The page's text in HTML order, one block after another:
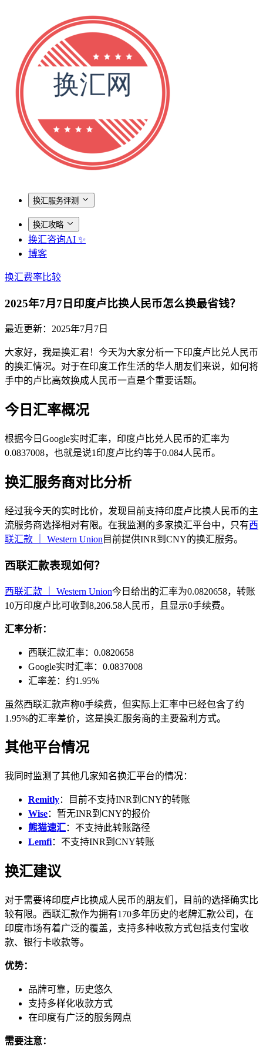
换汇服务评测
换汇攻略
换汇咨询AI ✨
博客
换汇费率比较
2025年7月7日印度卢比换人民币怎么换最省钱？
最近更新： 2025年7月7日
大家好，我是换汇君！今天为大家分析一下印度卢比兑人民币
的换汇情况。对于在印度工作生活的华人朋友们来说，如何将
手中的卢比高效换成人民币一直是个重要话题。
今日汇率概况
根据今日Google实时汇率，印度卢比兑人民币的汇率为
0.0837008，也就是说1印度卢比约等于0.084人民币。
换汇服务商对比分析
经过我今天的实时比价，发现目前支持印度卢比换人民币的主
流服务商选择相对有限。在我监测的多家换汇平台中，只有西
联汇款 ｜ Western Union 目前提供INR到CNY的换汇服务。
西联汇款表现如何？
西联汇款 ｜ Western Union今日给出的汇率为0.0820658，转账
10万印度卢比可收到8,206.58人民币，且显示0手续费。
汇率分析：
西联汇款汇率：0.0820658
Google实时汇率：0.0837008
汇率差：约1.95%
虽然西联汇款声称0手续费，但实际上汇率中已经包含了约
1.95%的汇率差价，这是换汇服务商的主要盈利方式。
其他平台情况
我同时监测了其他几家知名换汇平台的情况：
Remitly：目前不支持INR到CNY的转账
Wise：暂无INR到CNY的报价
熊猫速汇：不支持此转账路径
Lemfi：不支持INR到CNY转账
换汇建议
对于需要将印度卢比换成人民币的朋友们，目前的选择确实比
较有限。西联汇款作为拥有170多年历史的老牌汇款公司，在
印度市场有着广泛的覆盖，支持多种收款方式包括支付宝收
款、银行卡收款等。
优势：
品牌可靠，历史悠久
支持多样化收款方式
在印度有广泛的服务网点
需要注意：